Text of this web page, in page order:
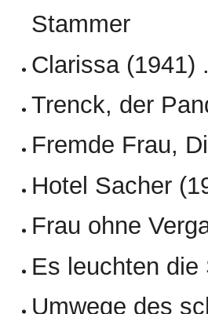
Stammer
Clarissa (1941)
Trenck, der
Fremde Frau,
Hotel Sacher
Frau ohne
Es leuchten die
Umwege des